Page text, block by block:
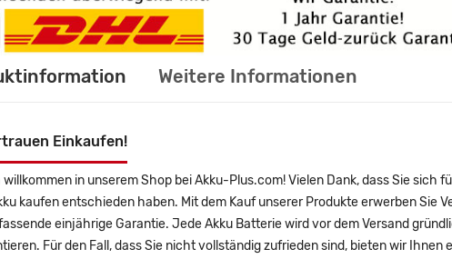
Weitere Informationen
Einkaufen!
willkommen in unserem Shop bei Akku-Plus.com! Vielen Dank, dass Sie sich
kaufen entschieden haben. Mit dem Kauf unserer Produkte erwerben Sie
einjährige Garantie. Jede Akku Batterie wird vor dem Versand
Für den Fall, dass Sie nicht vollständig zufrieden sind, bieten wir